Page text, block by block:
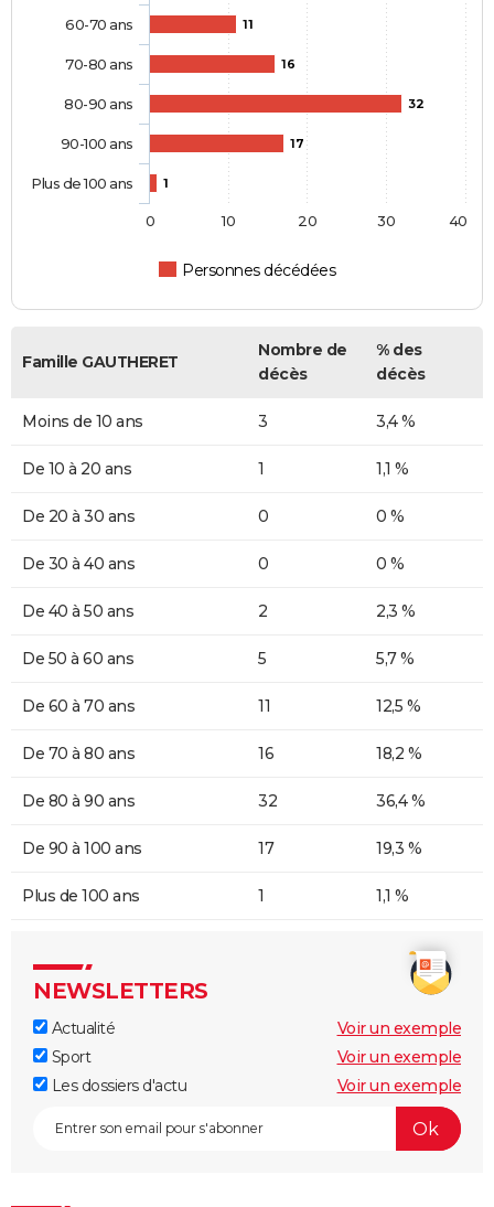
11
16
32
17
1
Personnes décédées
60-70 ans
70-80 ans
80-90 ans
90-100 ans
Plus de 100 ans
0 10 20 30 40
Famille GAUTHERET
Nombre de
décès
% des
décès
Moins de 10 ans 3 3,4 %
De 10 à 20 ans 1 1,1 %
De 20 à 30 ans 0 0 %
De 30 à 40 ans 0 0 %
De 40 à 50 ans 2 2,3 %
De 50 à 60 ans 5 5,7 %
De 60 à 70 ans 11 12,5 %
De 70 à 80 ans 16 18,2 %
De 80 à 90 ans 32 36,4 %
De 90 à 100 ans 17 19,3 %
Plus de 100 ans 1 1,1 %
NEWSLETTERS
Actualité
Voir un exemple
Sport
Voir un exemple
Les dossiers d'actu
Voir un exemple